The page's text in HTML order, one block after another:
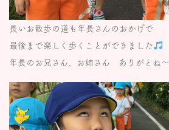
長いお散歩の道も年長さんのおかげで
最後まで楽しく歩くことができました
年長のお兄さん、お姉さん ありがとね～